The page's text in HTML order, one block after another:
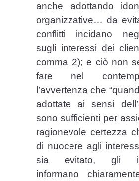
anche adottando
organizzative… da
conflitti incidano
sugli interessi dei
comma 2); e ciò non
fare nel
l’avvertenza che
adottate ai sensi
sono sufficienti per
ragionevole certezza
di nuocere agli
sia evitato, gli
informano